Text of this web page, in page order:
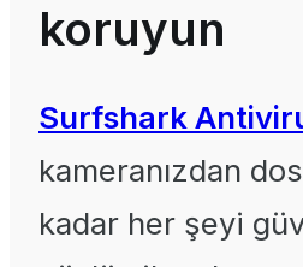
koruyun
Surfshark
kameranızdan
kadar her şeyi